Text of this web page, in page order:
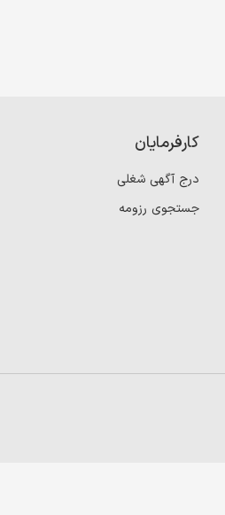
کارفرمایان
درج آگهی شغلی
جستجوی رزومه